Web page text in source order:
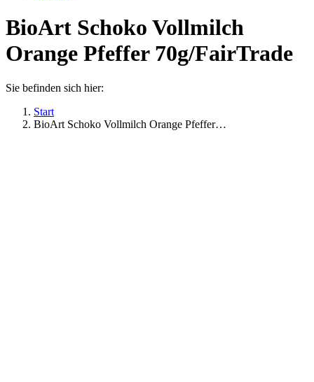
BioArt Schoko Vollmilch
Orange Pfeffer 70g/FairTrade
Sie befinden sich hier:
Start
BioArt Schoko Vollmilch Orange Pfeffer…